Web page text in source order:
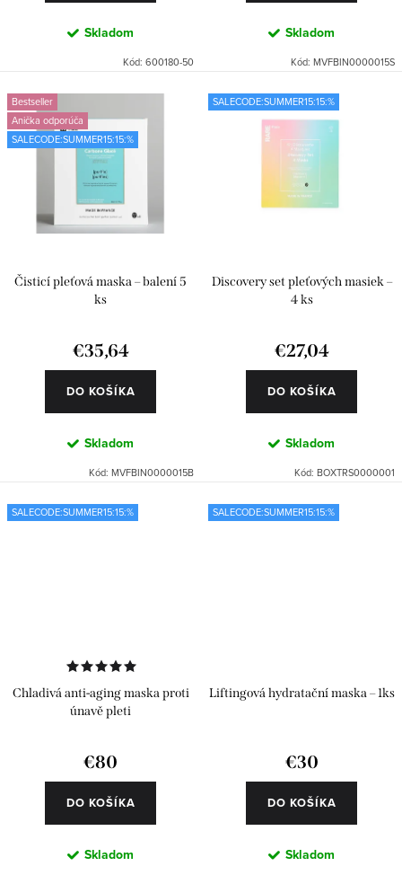
Skladom
Kód: 600180-50
Skladom
Kód: MVFBIN0000015S
Bestseller
Anička odporúča
SALECODE:SUMMER15:15:%
Čisticí pleťová maska – balení 5
ks
€35,64
DO KOŠÍKA
Skladom
Kód: MVFBIN0000015B
SALECODE:SUMMER15:15:%
Discovery set pleťových masiek –
4 ks
€27,04
DO KOŠÍKA
Skladom
Kód: BOXTRS0000001
SALECODE:SUMMER15:15:%
Chladivá anti-aging maska proti
únavě pleti
€80
DO KOŠÍKA
Skladom
SALECODE:SUMMER15:15:%
Liftingová hydratační maska – 1ks
€30
DO KOŠÍKA
Skladom